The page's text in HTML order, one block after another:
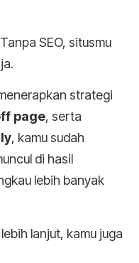
SEO, situsmu
strategi
page, serta
, kamu sudah
di hasil
lebih banyak
lanjut, kamu juga